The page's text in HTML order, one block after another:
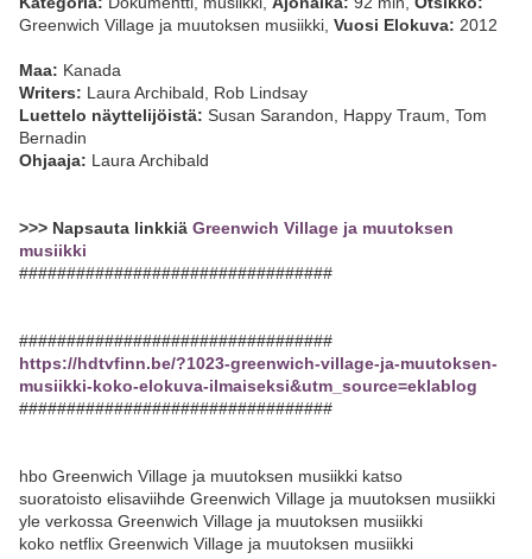
Greenwich Village ja muutoksen musiikki, Vuosi Elokuva: 2012
Maa: Kanada
Writers: Laura Archibald, Rob Lindsay
Luettelo näyttelijöistä: Susan Sarandon, Happy Traum, Tom
Bernadin
Ohjaaja: Laura Archibald
>>> Napsauta linkkiä Greenwich Village ja muutoksen
musiikki
#################################
#################################
https://hdtvfinn.be/?1023-greenwich-village-ja-muutoksen-
musiikki-koko-elokuva-ilmaiseksi&utm_source=eklablog
#################################
hbo Greenwich Village ja muutoksen musiikki katso
suoratoisto elisaviihde Greenwich Village ja muutoksen musiikki
yle verkossa Greenwich Village ja muutoksen musiikki
koko netflix Greenwich Village ja muutoksen musiikki